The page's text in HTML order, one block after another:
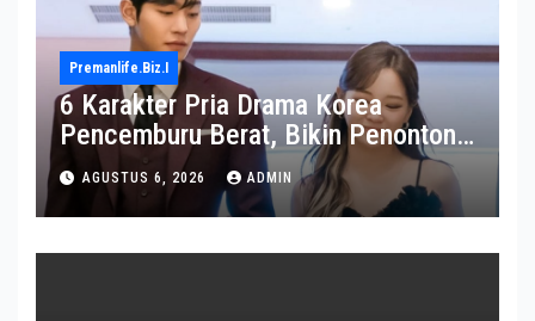
Premanlife.biz.i
6 Karakter Pria Drama Korea
Pencemburu Berat, Bikin Penonton
Gemas
AGUSTUS 6, 2026 ADMIN